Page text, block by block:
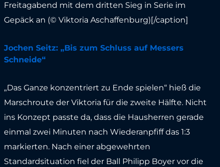
Freitagabend mit dem dritten Sieg in Serie im
Gepäck an (© Viktoria Aschaffenburg)[/caption]
Jochen Seitz: „Bis zum Schluss auf Messers
Schneide“
„Das Ganze konzentriert zu Ende spielen“ hieß die
Marschroute der Viktoria für die zweite Hälfte. Nicht
ins Konzept passte da, dass die Hausherren gerade
einmal zwei Minuten nach Wiederanpfiff das 1:3
markierten. Nach einer abgewehrten
Standardsituation fiel der Ball Philipp Boyer vor die